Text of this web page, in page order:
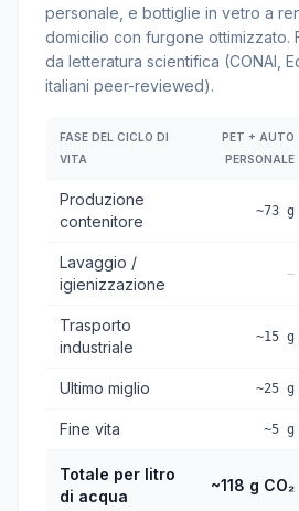
personale, e bottiglie in vetro a
domicilio con furgone ottimizzato.
da letteratura scientifica (CONAI,
italiani peer-reviewed).
FASE DEL CICLO DI
VITA
PET + AUTO
PERSONALE
Produzione
contenitore
~73 g
Lavaggio /
igienizzazione
—
Trasporto
industriale
~15 g
Ultimo miglio ~25 g
Fine vita ~5 g
Totale per litro
di acqua
~118 g CO₂